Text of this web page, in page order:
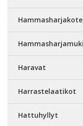
Haravat
Harrastelaatikot
Hattuhyllyt